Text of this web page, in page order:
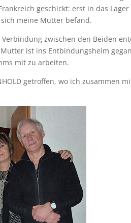
geschickt: erst in das
meine Mutter befand.
zwischen den Beiden
ist ins Entbindungsheim
mit zu arbeiten.
getroffen, wo ich zusammen